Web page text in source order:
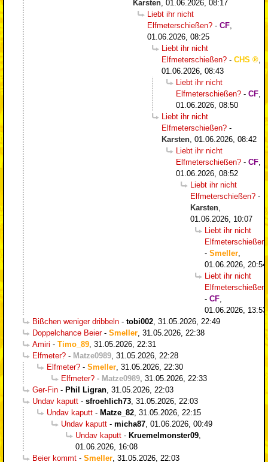
Karsten 01.06.2026, 08:17
Liebt ihr nicht
Elfmeterschießen? - CF
01.06.2026, 08:25
Liebt ihr nicht
Elfmeterschießen? - CHS
01.06.2026, 08:43
Liebt ihr nicht
Elfmeterschießen? - CF
01.06.2026, 08:50
Liebt ihr nicht
Elfmeterschießen? -
Karsten 01.06.2026, 08:42
Liebt ihr nicht
Elfmeterschießen? - CF
01.06.2026, 08:52
Liebt ihr nicht
Elfmeterschießen? -
Karsten
01.06.2026, 10:07
Liebt ihr nicht
- Smeller
01.06.2026, 20:54
Liebt ihr nicht
- CF
01.06.2026, 13:53
Bißchen weniger dribbeln - tobi002 31.05.2026, 22:49
Doppelchance Beier- Smeller 31.05.2026, 22:38
Amiri - Timo_89 31.05.2026, 22:31
Elfmeter? - Matze0989 31.05.2026, 22:28
Elfmeter? - Smeller 31.05.2026, 22:30
Elfmeter? - Matze0989 31.05.2026, 22:33
Ger-Fin - Phil Ligran 31.05.2026, 22:03
Undav kaputt - sfroehlich73 31.05.2026, 22:03
Undav kaputt - Matze_82 31.05.2026, 22:15
Undav kaputt - micha87 01.06.2026, 00:49
Undav kaputt - Kruemelmonster09
01.06.2026, 16:08
Beier kommt - Smeller 31.05.2026, 22:03